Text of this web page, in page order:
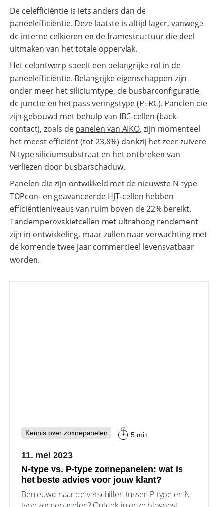
De celefficiëntie is iets anders dan de
paneelefficiëntie. Deze laatste is altijd lager, vanwege
de interne celkieren en de framestructuur die deel
uitmaken van het totale oppervlak.
Het celontwerp speelt een belangrijke rol in de
paneelefficiëntie. Belangrijke eigenschappen zijn
onder meer het siliciumtype, de busbarconfiguratie,
de junctie en het passiveringstype (PERC). Panelen die
zijn gebouwd met behulp van IBC-cellen (back-
contact), zoals de panelen van AIKO, zijn momenteel
het meest efficiënt (tot 23,8%) dankzij het zeer zuivere
N-type siliciumsubstraat en het ontbreken van
verliezen door busbarschaduw.
Panelen die zijn ontwikkeld met de nieuwste N-type
TOPcon- en geavanceerde HJT-cellen hebben
efficiëntieniveaus van ruim boven de 22% bereikt.
Tandemperovskietcellen met ultrahoog rendement
zijn in ontwikkeling, maar zullen naar verwachting met
de komende twee jaar commercieel levensvatbaar
worden.
Kennis over zonnepanelen 5 min.
11. mei 2023
N-type vs. P-type zonnepanelen: wat is
het beste advies voor jouw klant?
Benieuwd naar de verschillen tussen P-type en N-